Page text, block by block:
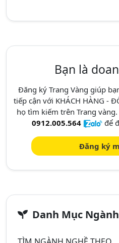
Bạn là
Đăng ký Trang Vàng giúp
tiếp cận với KHÁCH HÀNG -
họ tìm kiếm trên Trang vàng.
0912.005.564
để
Đăng ký
Danh Mục